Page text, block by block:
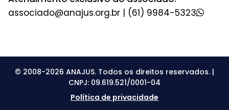
| (61) 9984-5323
© 2008-2026 ANAJUS. Todos os direitos reservados. |
CNPJ: 09.619.521/0001-04
Política de privacidade